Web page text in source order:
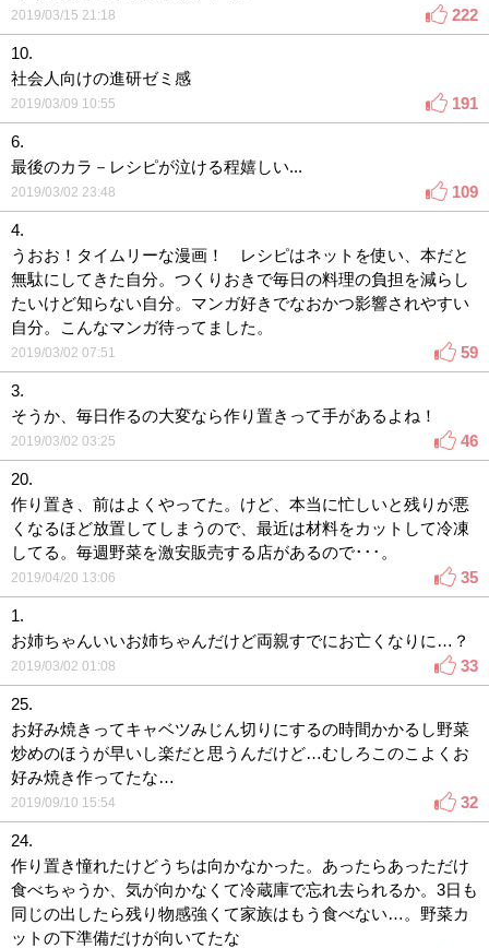
2019/03/15 21:18 222
10.
社会人向けの進研ゼミ感
2019/03/09 10:55 191
6.
最後のカラ－レシピが泣ける程嬉しい...
2019/03/02 23:48 109
4.
うおお！タイムリーな漫画！ レシピはネットを使い、本だと
無駄にしてきた自分。つくりおきで毎日の料理の負担を減らし
たいけど知らない自分。マンガ好きでなおかつ影響されやすい
自分。こんなマンガ待ってました。
2019/03/02 07:51 59
3.
そうか、毎日作るの大変なら作り置きって手があるよね！
2019/03/02 03:25 46
20.
作り置き、前はよくやってた。けど、本当に忙しいと残りが悪
くなるほど放置してしまうので、最近は材料をカットして冷凍
してる。毎週野菜を激安販売する店があるので･･･。
2019/04/20 13:06 35
1.
お姉ちゃんいいお姉ちゃんだけど両親すでにお亡くなりに…？
2019/03/02 01:08 33
25.
お好み焼きってキャベツみじん切りにするの時間かかるし野菜
炒めのほうが早いし楽だと思うんだけど…むしろこのこよくお
好み焼き作ってたな…
2019/09/10 15:54 32
24.
作り置き憧れたけどうちは向かなかった。あったらあっただけ
食べちゃうか、気が向かなくて冷蔵庫で忘れ去られるか。3日も
同じの出したら残り物感強くて家族はもう食べない…。野菜カ
ットの下準備だけが向いてたな